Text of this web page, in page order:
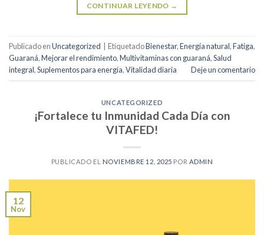
CONTINUAR LEYENDO →
Publicado enUncategorized EtiquetadoBienestar,Energía natural,Fatiga,
Guaraná,Mejorar el rendimiento,Multivitaminas con guaraná,Salud
integral,Suplementos para energía,Vitalidad diaria Deje un comentario
UNCATEGORIZED
¡Fortalece tu Inmunidad Cada Día con
VITAFED!
PUBLICADO EL NOVIEMBRE 12, 2025 POR ADMIN
12
Nov